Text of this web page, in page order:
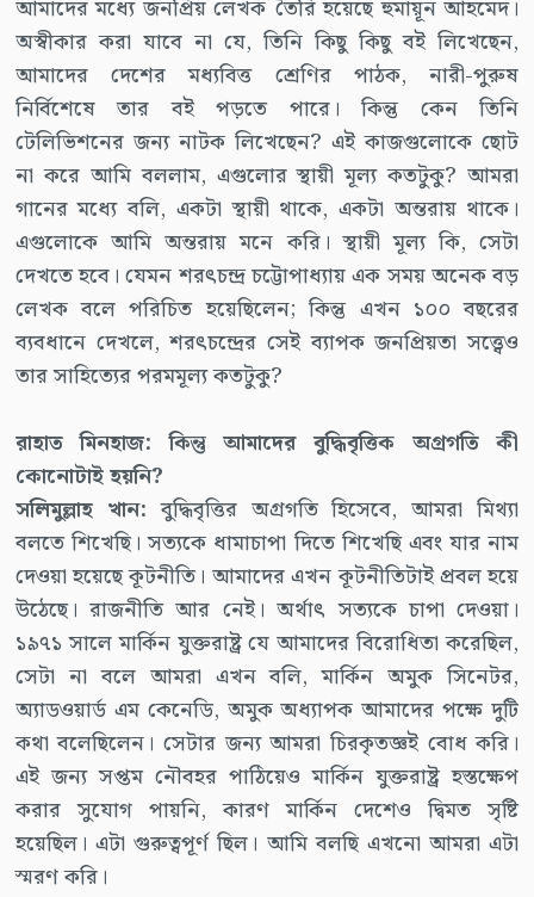
আমাদের মধ্যে জনপ্রিয় লেখক তৈরি হয়েছে হুমায়ূন আহমেদ।
অস্বীকার করা যাবে না যে, তিনি কিছু কিছু বই লিখেছেন,
আমাদের দেশের মধ্যবিত্ত শ্রেণির পাঠক, নারী-পুরুষ
নির্বিশেষে তার বই পড়তে পারে। কিন্তু কেন তিনি
টেলিভিশনের জন্য নাটক লিখেছেন? এই কাজগুলোকে ছোট
না করে আমি বললাম, এগুলোর স্থায়ী মূল্য কতটুকু? আমরা
গানের মধ্যে বলি, একটা স্থায়ী থাকে, একটা অন্তরায় থাকে।
এগুলোকে আমি অন্তরায় মনে করি। স্থায়ী মূল্য কি, সেটা
দেখতে হবে। যেমন শরৎচন্দ্র চট্টোপাধ্যায় এক সময় অনেক বড়
লেখক বলে পরিচিত হয়েছিলেন; কিন্তু এখন ১০০ বছরের
ব্যবধানে দেখলে, শরৎচন্দ্রের সেই ব্যাপক জনপ্রিয়তা সত্ত্বেও
তার সাহিত্যের পরমমূল্য কতটুকু?
রাহাত মিনহাজ: কিন্তু আমাদের বুদ্ধিবৃত্তিক অগ্রগতি কী
কোনোটাই হয়নি?
সলিমুল্লাহ খান: বুদ্ধিবৃত্তির অগ্রগতি হিসেবে, আমরা মিথ্যা
বলতে শিখেছি। সত্যকে ধামাচাপা দিতে শিখেছি এবং যার নাম
দেওয়া হয়েছে কূটনীতি। আমাদের এখন কূটনীতিটাই প্রবল হয়ে
উঠেছে। রাজনীতি আর নেই। অর্থাৎ সত্যকে চাপা দেওয়া।
১৯৭১ সালে মার্কিন যুক্তরাষ্ট্র যে আমাদের বিরোধিতা করেছিল,
সেটা না বলে আমরা এখন বলি, মার্কিন অমুক সিনেটর,
অ্যাডওয়ার্ড এম কেনেডি, অমুক অধ্যাপক আমাদের পক্ষে দুটি
কথা বলেছিলেন। সেটার জন্য আমরা চিরকৃতজ্ঞই বোধ করি।
এই জন্য সপ্তম নৌবহর পাঠিয়েও মার্কিন যুক্তরাষ্ট্র হস্তক্ষেপ
করার সুযোগ পায়নি, কারণ মার্কিন দেশেও দ্বিমত সৃষ্টি
হয়েছিল। এটা গুরুত্বপূর্ণ ছিল। আমি বলছি এখনো আমরা এটা
স্মরণ করি।